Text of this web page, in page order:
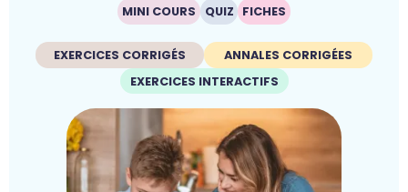
MINI COURS QUIZ FICHES
EXERCICES CORRIGÉS
ANNALES CORRIGÉES
EXERCICES INTERACTIFS